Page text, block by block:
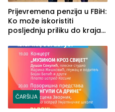
Prijevremena penzija u FBiH:
Ko može iskoristiti
posljednju priliku do kraja
ČARŠIJA